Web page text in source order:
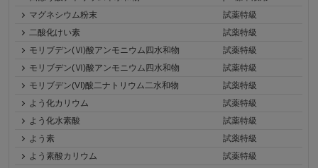
マグネシウム粉末
試薬特級
二酸化けい素
試薬特級
モリブデン(Ⅵ)酸アンモニウム四水和物
試薬特級
モリブデン(Ⅵ)酸アンモニウム四水和物
試薬特級
モリブデン(VI)酸二ナトリウム二水和物
試薬特級
よう化カリウム
試薬特級
よう化水素酸
試薬特級
よう素
試薬特級
よう素酸カリウム
試薬特級